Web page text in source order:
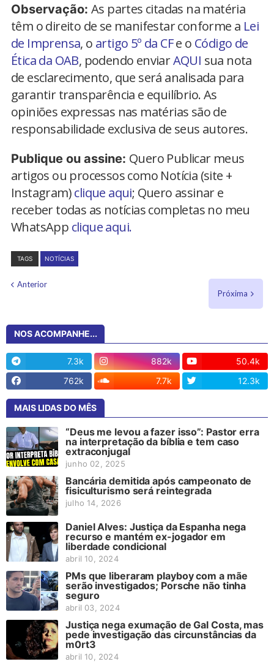
Observação: As partes citadas na matéria
têm o direito de se manifestar conforme a Lei
de Imprensa, o artigo 5º da CFe o Código de
Ética da OAB, podendo enviarAQUI sua nota
de esclarecimento, que será analisada para
garantir transparência e equilíbrio. As
opiniões expressas nas matérias são de
responsabilidade exclusiva de seus autores.
Publique ou assine: Quero Publicar meus
artigos ou processos como Notícia (site +
Instagram)clique aqui; Quero assinar e
receber todas as notícias completas no meu
WhatsApp clique aqui.
TAGS NOTÍCIAS
Anterior
Próxima
NOS ACOMPANHE...
7.3k 882k
50.4k
762k
7.7k 12.3k
MAIS LIDAS DO MÊS
“Deus me levou a fazer isso”: Pastor erra
na interpretação da bíblia e tem caso
extraconjugal
junho 02, 2025
Bancária demitida após campeonato de
fisiculturismo será reintegrada
julho 14, 2026
Daniel Alves: Justiça da Espanha nega
recurso e mantém ex-jogador em
liberdade condicional
abril 10, 2024
PMs que liberaram playboy com a mãe
serão investigados; Porsche não tinha
seguro
abril 03, 2024
Justiça nega exumação de Gal Costa, mas
pede investigação das circunstâncias da
m0rt3
abril 10, 2024